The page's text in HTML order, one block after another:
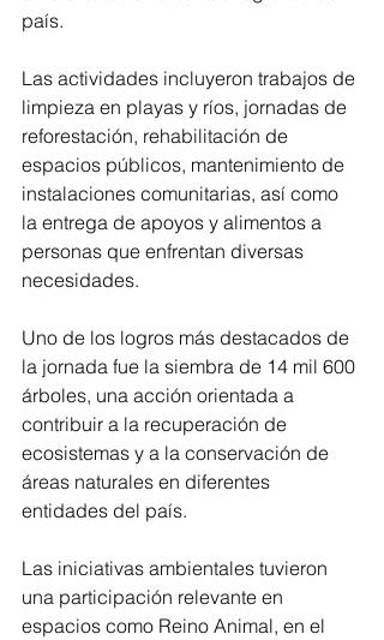
país.
Las actividades incluyeron trabajos de
limpieza en playas y ríos, jornadas de
reforestación, rehabilitación de
espacios públicos, mantenimiento de
instalaciones comunitarias, así como
la entrega de apoyos y alimentos a
personas que enfrentan diversas
necesidades.
Uno de los logros más destacados de
la jornada fue la siembra de 14 mil 600
árboles, una acción orientada a
contribuir a la recuperación de
ecosistemas y a la conservación de
áreas naturales en diferentes
entidades del país.
Las iniciativas ambientales tuvieron
una participación relevante en
espacios como Reino Animal, en el